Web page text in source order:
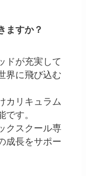
ますか？
ドが充実して
界に飛び込む
カリキュラム
です。
クスクール専
成長をサポー